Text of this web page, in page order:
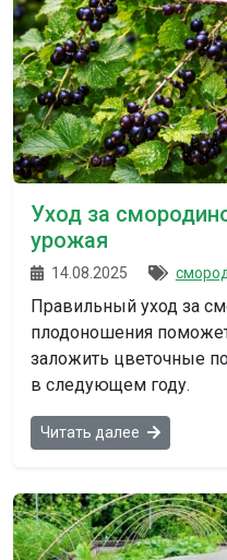
Уход за
урожая
14.08.2025
Правильный уход за
плодоношения
заложить цветочные
в следующем году.
Читать далее